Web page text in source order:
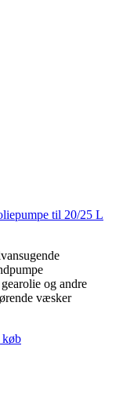
til 20/25 L
og andre
væsker